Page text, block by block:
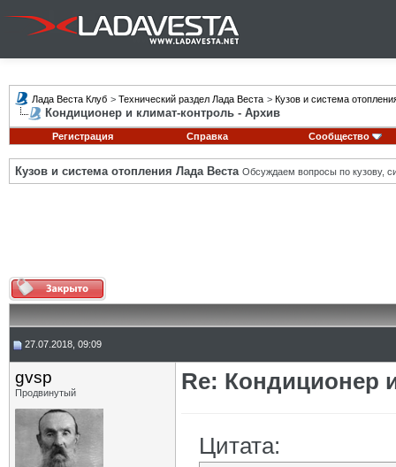
Лада Веста Клуб > Технический раздел Лада Веста > Кузов и система
Кондиционер и климат-контроль - Архив
Регистрация Справка Сообщество
Кузов и система отопления Лада Веста Обсуждаем вопросы по кузову,
27.07.2018, 09:09
gvsp
Продвинутый Re: Кондиционер
Цитата: